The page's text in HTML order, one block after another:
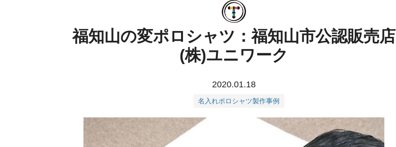
福知山の変ポロシャツ：福知山市公認販売店
(株)ユニワーク
2020.01.18
名入れポロシャツ製作事例